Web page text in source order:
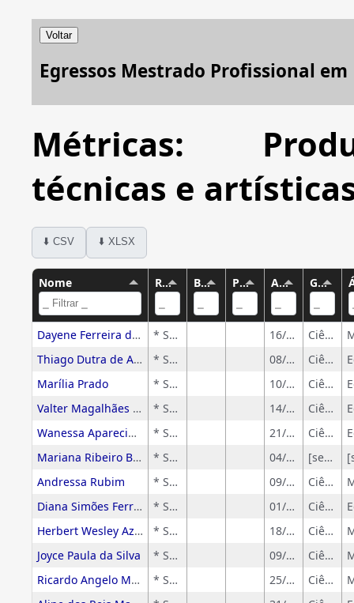
Voltar
Egressos Mestrado Profissional
Métricas:
técnicas e
⬇️ CSV ⬇️ XLSX
Nome Rótulo Bolsa CNPq Período Atualização CV Grande área
Dayene Ferreira dos Santos * Sem rótulo 16/12/2025
Ciências Exatas e da Terra
Thiago Dutra de Araujo
* Sem rótulo 08/10/2025
Ciências Sociais Aplicadas
Marília Prado
* Sem rótulo 10/06/2025
Ciências Humanas
Valter Magalhães Costa
* Sem rótulo 14/02/2024
Ciências Humanas
Wanessa Aparecida Trevizan de Lima
* Sem rótulo 21/02/2024
Ciências Humanas
Mariana Ribeiro Busatta
* Sem rótulo 04/03/2024
[sem-grandeArea]
Andressa Rubim
* Sem rótulo 09/07/2024
Ciências Exatas e da Terra
Diana Simões Ferreira
* Sem rótulo 01/09/2023
Ciências Humanas
Herbert Wesley Azevedo
* Sem rótulo 18/09/2023
Ciências Exatas e da Terra
Joyce Paula da Silva
* Sem rótulo 09/04/2017
Ciências Exatas e da Terra
Ricardo Angelo Monteiro Canale
* Sem rótulo 25/10/2025
Ciências Exatas e da Terra